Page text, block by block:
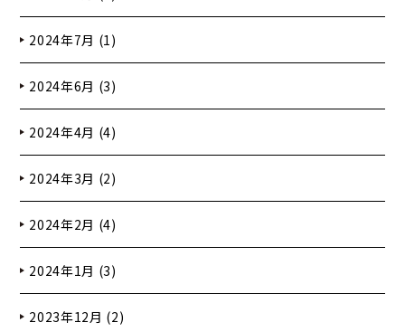
2024年7月 (1)
2024年6月 (3)
2024年4月 (4)
2024年3月 (2)
2024年2月 (4)
2024年1月 (3)
2023年12月 (2)